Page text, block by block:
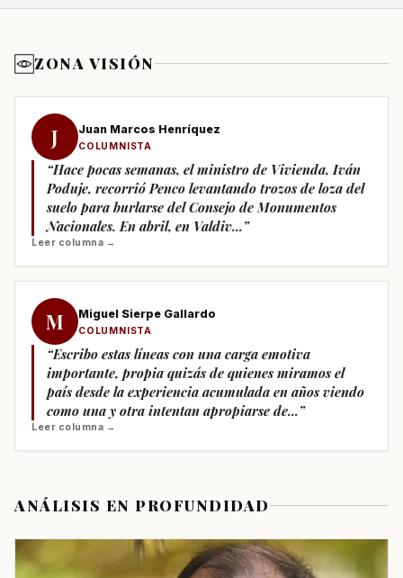
ZONA VISIÓN
J Juan Marcos Henríquez
COLUMNISTA
“Hace pocas semanas, el ministro de Vivienda, Iván
Poduje, recorrió Penco levantando trozos de loza del
suelo para burlarse del Consejo de Monumentos
Nacionales. En abril, en Valdiv...”
Leer columna →
M Miguel Sierpe Gallardo
COLUMNISTA
“Escribo estas líneas con una carga emotiva
importante, propia quizás de quienes miramos el
país desde la experiencia acumulada en años viendo
como una y otra intentan apropiarse de...”
Leer columna →
ANÁLISIS EN PROFUNDIDAD